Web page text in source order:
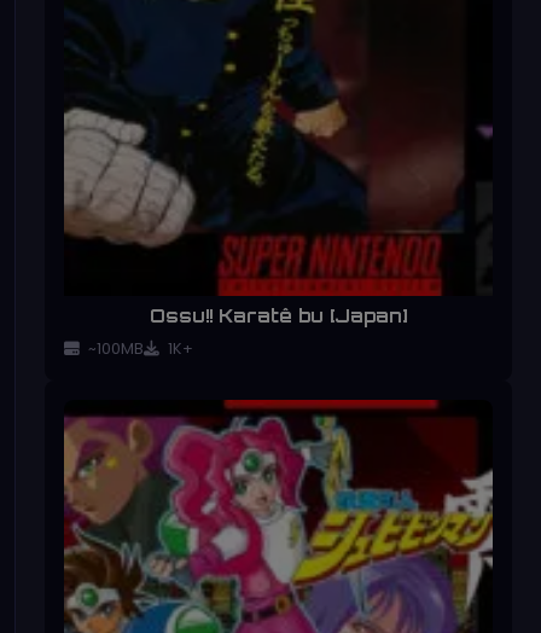
Ossu!! Karatê bu [Japan]
~100MB 1K+